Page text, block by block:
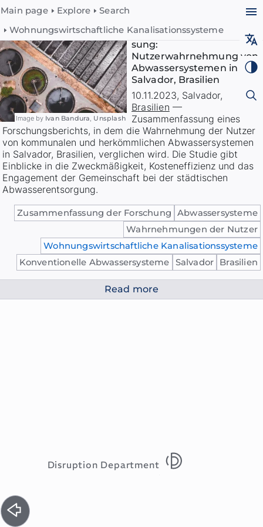
Main page Explore
Search
Wohnungswirtschaftliche Kanalisationssysteme
Image by Ivan Bandura, Unsplash
Forschungszusammenfas
sung:
Nutzerwahrnehmung von
Abwassersystemen in
Salvador, Brasilien
Read more
10.11.2023, Salvador,
Brasilien —
Zusammenfassung eines
Forschungsberichts, in dem die Wahrnehmung der Nutzer
von kommunalen und herkömmlichen Abwassersystemen
in Salvador, Brasilien, verglichen wird. Die Studie gibt
Einblicke in die Zweckmäßigkeit, Kosteneffizienz und das
Engagement der Gemeinschaft bei der städtischen
Abwasserentsorgung.
Zusammenfassung der Forschung
Abwassersysteme
Wahrnehmungen der Nutzer
Wohnungswirtschaftliche Kanalisationssysteme
Konventionelle Abwassersysteme
Salvador Brasilien
Disruption Department